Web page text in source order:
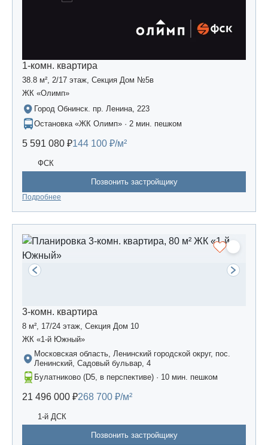
1-комн. квартира
38.8 м², 2/17 этаж, Секция Дом №5в
ЖК «Олимп»
Город Обнинск. пр. Ленина, 223
Остановка «ЖК Олимп» · 2 мин. пешком
5 591 080 ₽144 100 ₽/м²
ФСК
Позвонить застройщику
Подробнее
3-комн. квартира
8 м², 17/24 этаж, Секция Дом 10
ЖК «1-й Южный»
Московская область, Ленинский городской округ, пос.
Ленинский, Садовый бульвар, 4
Булатниково (D5, в перспективе) · 10 мин. пешком
21 496 000 ₽268 700 ₽/м²
1-й ДСК
Позвонить застройщику